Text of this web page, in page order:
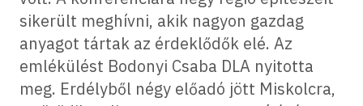
sikerült meghívni, akik nagyon gazdag
anyagot tártak az érdeklődők elé. Az
emlékülést Bodonyi Csaba DLA nyitotta
meg. Erdélyből négy előadó jött Miskolcra,